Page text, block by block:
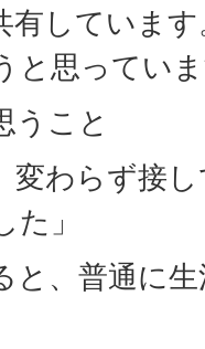
有していま
と思ってい
うこと
変わらず接
」
と、普通に